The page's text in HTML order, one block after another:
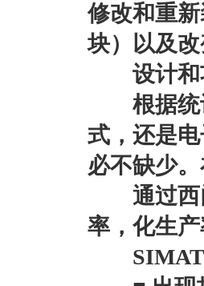
修改和重
块）以及
设计和
根据统计
式，还是
必不缺少
通过西门
率，化生